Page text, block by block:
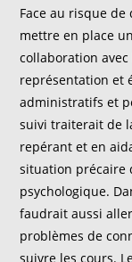
Face au risque
mettre en place
collaboration
représentation et
administratifs et
suivi traiterait de
repérant et en
situation précaire
psychologique.
faudrait aussi
problèmes de
suivre les cours.